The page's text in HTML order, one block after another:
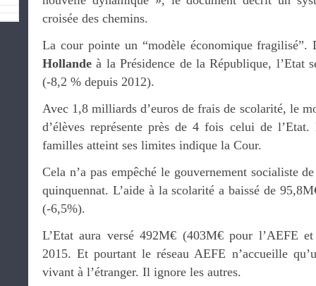
croisée des chemins.
La cour pointe un “modèle économique fragilisé”.
Hollande à la Présidence de la République, l’Etat
(-8,2 % depuis 2012).
Avec 1,8 milliards d’euros de frais de scolarité, le
d’élèves représente près de 4 fois celui de
familles atteint ses limites indique la Cour.
Cela n’a pas empêché le gouvernement socialiste
quinquennat. L’aide à la scolarité a baissé de
(-6,5%).
L’Etat aura versé 492M€ (403M€ pour l’AEFE
2015. Et pourtant le réseau AEFE n’accueille
vivant à l’étranger. Il ignore les autres.